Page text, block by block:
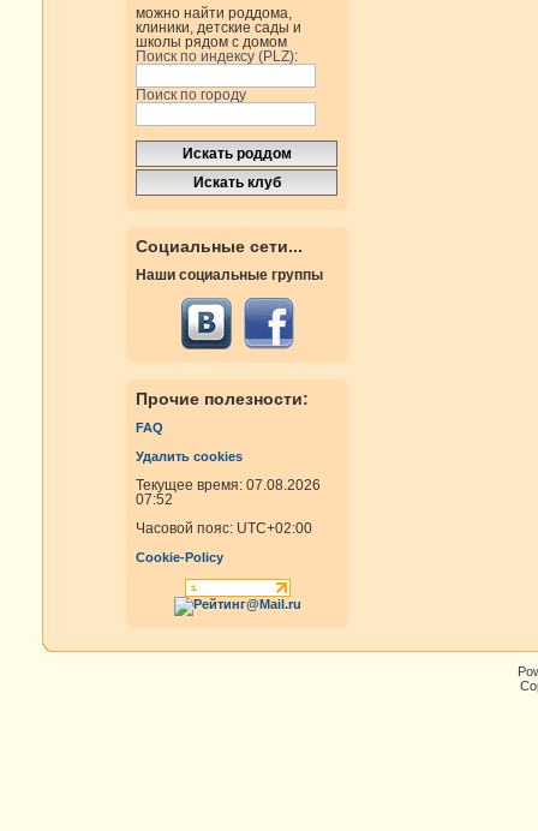
можно найти роддома,
клиники, детские сады и
школы рядом с домом
Поиск по индексу (PLZ):
Поиск по городу
Социальные сети...
Наши социальные группы
Прочие полезности:
FAQ
Удалить cookies
Текущее время: 07.08.2026
07:52
Часовой пояс: UTC+02:00
Cookie-Policy